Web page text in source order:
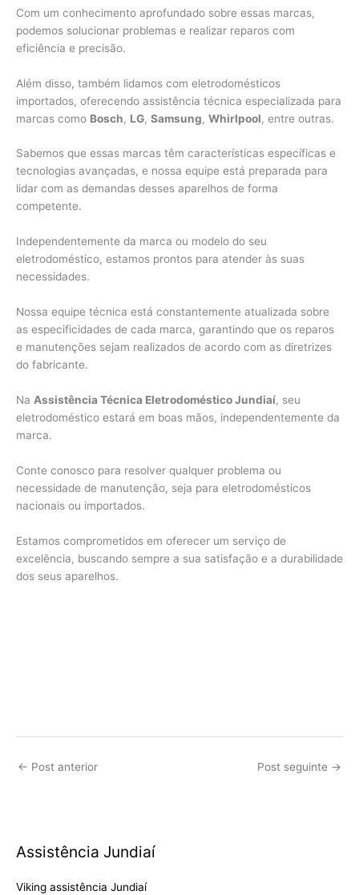
Com um conhecimento aprofundado sobre essas marcas,
podemos solucionar problemas e realizar reparos com
eficiência e precisão.
Além disso, também lidamos com eletrodomésticos
importados, oferecendo assistência técnica especializada para
marcas como Bosch, LG, Samsung, Whirlpool, entre outras.
Sabemos que essas marcas têm características específicas e
tecnologias avançadas, e nossa equipe está preparada para
lidar com as demandas desses aparelhos de forma
competente.
Independentemente da marca ou modelo do seu
eletrodoméstico, estamos prontos para atender às suas
necessidades.
Nossa equipe técnica está constantemente atualizada sobre
as especificidades de cada marca, garantindo que os reparos
e manutenções sejam realizados de acordo com as diretrizes
do fabricante.
Na Assistência Técnica Eletrodoméstico Jundiaí, seu
eletrodoméstico estará em boas mãos, independentemente da
marca.
Conte conosco para resolver qualquer problema ou
necessidade de manutenção, seja para eletrodomésticos
nacionais ou importados.
Estamos comprometidos em oferecer um serviço de
excelência, buscando sempre a sua satisfação e a durabilidade
dos seus aparelhos.
← Post anterior Post seguinte →
Assistência Jundiaí
Viking assistência Jundiaí